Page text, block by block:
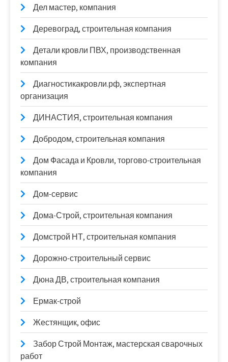
Дел мастер, компания
Деревоград, строительная компания
Детали кровли ПВХ, производственная
компания
Диагностикакровли.рф, экспертная
организация
ДИНАСТИЯ, строительная компания
Добродом, строительная компания
Дом Фасада и Кровли, торгово-строительная
компания
Дом-сервис
Дома-Строй, строительная компания
Домстрой НТ, строительная компания
Дорожно-строительный сервис
Дюна ДВ, строительная компания
Ермак-строй
Жестянщик, офис
Забор Строй Монтаж, мастерская сварочных
работ